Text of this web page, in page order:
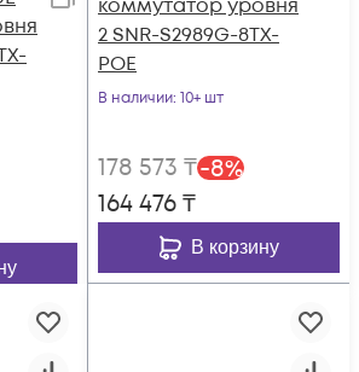
коммутатор уровня
2 SNR-S2989G-8TX-
POE
В наличии: 10+ шт
178 573 ₸-8%
164 476₸
В корзину